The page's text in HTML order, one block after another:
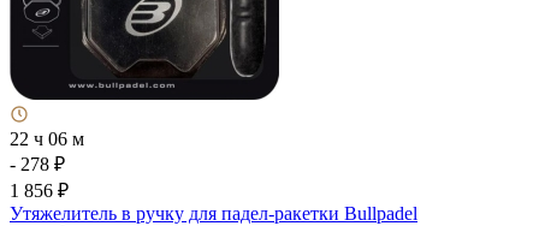
22 ч 06 м
- 278 ₽
1 856 ₽
Утяжелитель в ручку для падел-ракетки Bullpadel